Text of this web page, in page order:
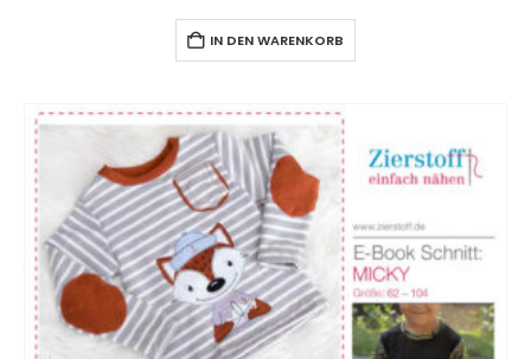
IN DEN WARENKORB